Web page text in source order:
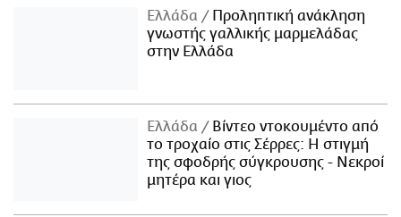
Ελλάδα
Προληπτική ανάκληση
γνωστής γαλλικής μαρμελάδας
στην Ελλάδα
Ελλάδα
Βίντεο ντοκουμέντο από
το τροχαίο στις Σέρρες: Η στιγμή
της σφοδρής σύγκρουσης - Νεκροί
μητέρα και γιος